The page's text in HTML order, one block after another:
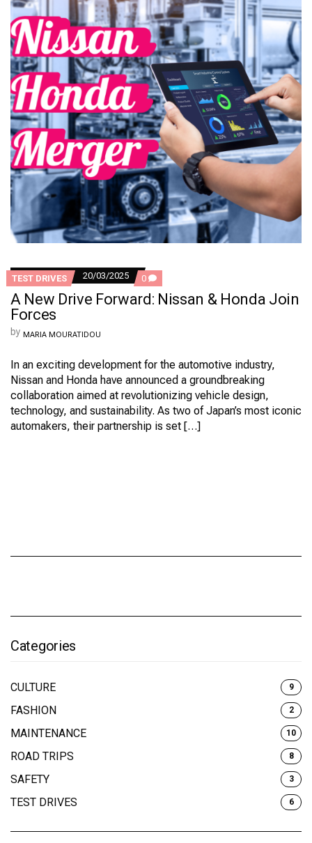
TEST DRIVES 20/03/2025 0 COMMENTS
ON
A
HONDA
JOIN
FORCES
A New Drive Forward: Nissan & Honda Join
Forces
by MARIA MOURATIDOU
In an exciting development for the automotive industry,
Nissan and Honda have announced a groundbreaking
collaboration aimed at revolutionizing vehicle design,
technology, and sustainability. As two of Japan’s most iconic
automakers, their partnership is set […]
Categories
CULTURE 9
FASHION 2
MAINTENANCE 10
ROAD TRIPS 8
SAFETY 3
TEST DRIVES 6